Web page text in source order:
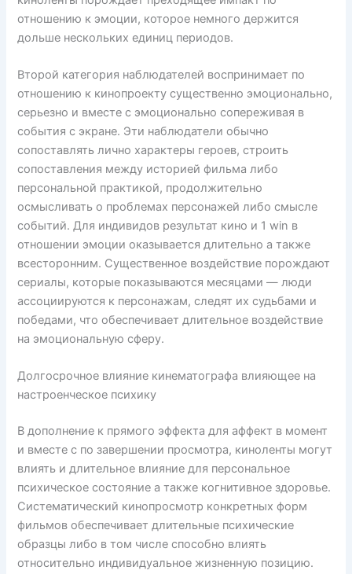
отношению к эмоции, которое немного держится
дольше нескольких единиц периодов.
Второй категория наблюдателей воспринимает по
отношению к кинопроекту существенно эмоционально,
серьезно и вместе с эмоционально сопереживая в
события с экране. Эти наблюдатели обычно
сопоставлять лично характеры героев, строить
сопоставления между историей фильма либо
персональной практикой, продолжительно
осмысливать о проблемах персонажей либо смысле
событий. Для индивидов результат кино и 1 win в
отношении эмоции оказывается длительно а также
всесторонним. Существенное воздействие порождают
сериалы, которые показываются месяцами — люди
ассоциируются к персонажам, следят их судьбами и
победами, что обеспечивает длительное воздействие
на эмоциональную сферу.
Долгосрочное влияние кинематографа влияющее на
настроенческое психику
В дополнение к прямого эффекта для аффект в момент
и вместе с по завершении просмотра, киноленты могут
влиять и длительное влияние для персональное
психическое состояние а также когнитивное здоровье.
Систематический кинопросмотр конкретных форм
фильмов обеспечивает длительные психические
образцы либо в том числе способно влиять
относительно индивидуальное жизненную позицию.